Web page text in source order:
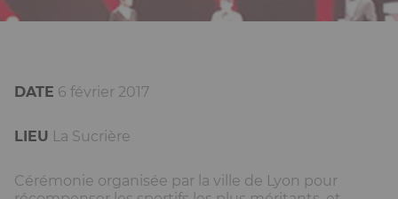
DATE 6 février 2017
LIEU La Sucrière
Cérémonie organisée par la ville de Lyon pour